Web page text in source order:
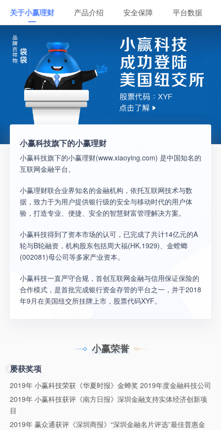
关于小赢理财 产品介绍 安全保障 平台数据
小赢科技旗下的小赢理财
小赢科技旗下的小赢理财(www.xiaoying.com) 是中国知名的
互联网金融平台。
小赢理财联合业界知名的金融机构，依托互联网技术与数
据，致力于为用户提供银行级的安全与移动时代的用户体
验，打造专业、便捷、安全的智慧财富管理解决方案。
小赢科技得到了资本市场的认可，已完成了共计14亿元的A
轮与B轮融资，机构股东包括周大福(HK.1929)、金螳螂
(002081)母公司等多家产业资本。
小赢科技一直严守合规，首创互联网金融与信用保证保险的
合作模式，是首批完成银行资金存管的平台之一，并于2018
年9月在美国纽交所挂牌上市，股票代码XYF。
小赢荣誉
屡获奖项
2019年 小赢科技荣获《华夏时报》金蝉奖 2019年度金融科技公司
2019年 小赢科技获评《南方日报》深圳金融支持实体经济创新项
目
2019年 赢众通获评《深圳商报》“深圳金融名片评选”最佳普惠金